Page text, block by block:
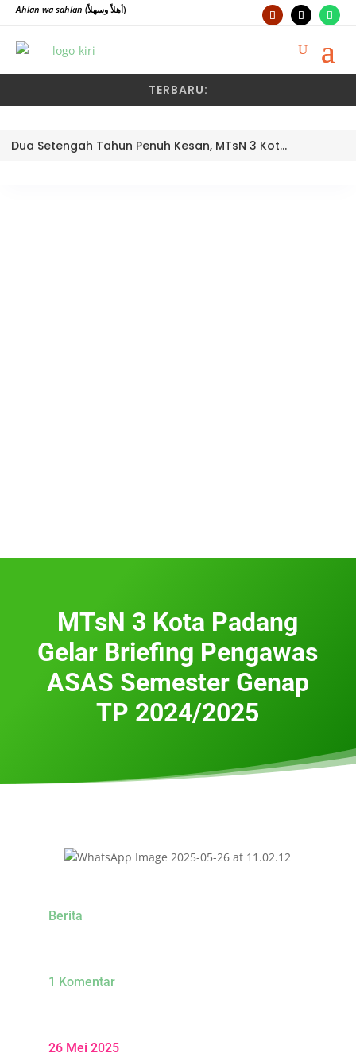
Ahlan wa sahlan (أهلاً وسهلاً)
TERBARU:
Dua Setengah Tahun Penuh Kesan, MTsN 3 Kota Padang Lepas Pengawas Pembina Dra. Nayusminar Nasrun
MTsN 3 Kota Padang
Gelar Briefing Pengawas
ASAS Semester Genap
TP 2024/2025
Berita
1 Komentar
26 Mei 2025